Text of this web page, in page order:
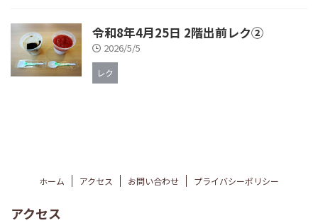
令和8年4月25日 2階出前レク②
2026/5/5
レク
ホーム アクセス お問い合わせ プライバシーポリシー
アクセス